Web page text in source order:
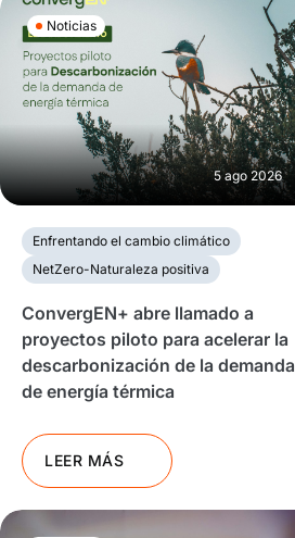
Noticias
5 ago 2026
Enfrentando el cambio climático
NetZero-Naturaleza positiva
ConvergEN+ abre llamado a
proyectos piloto para acelerar la
descarbonización de la demanda
de energía térmica
LEER MÁS